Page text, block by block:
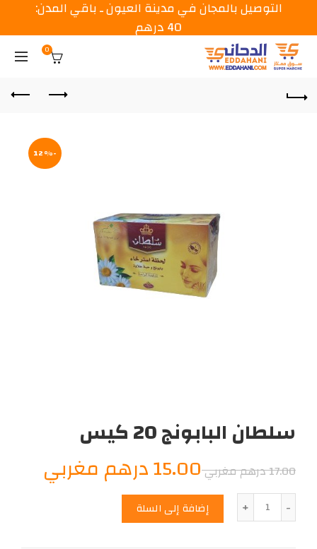
0
-12%
سلطان البابونج 20 كيس
17.00درهم مغربيالسعر
الأصلي
هو:
15.00درهم مغربي
الكمية إضافة إلى السلة
التوصيل بالمجان في مدينة العيون ـ باقي المدن:
40 درهم